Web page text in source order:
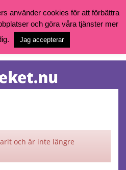
ditt bibliotekskonto eller nå övriga
och är inte längre
använder cookies för att förbättra
och göra våra tjänster mer
Jag accepterar